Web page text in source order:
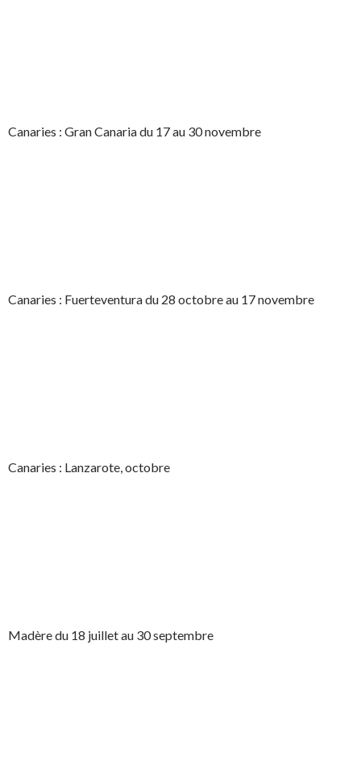
Canaries : Gran Canaria du 17 au 30 novembre
Canaries : Fuerteventura du 28 octobre au 17 novembre
Canaries : Lanzarote, octobre
Madère du 18 juillet au 30 septembre